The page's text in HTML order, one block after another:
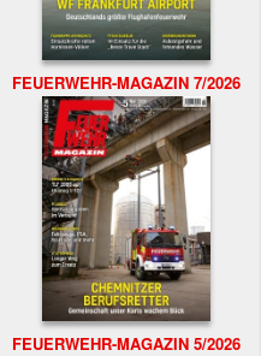
FEUERWEHR-MAGAZIN 7/2026
FEUERWEHR-MAGAZIN 5/2026